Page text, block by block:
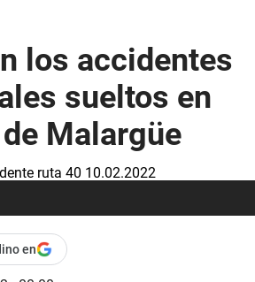
los accidentes
sueltos en
Malargüe
en